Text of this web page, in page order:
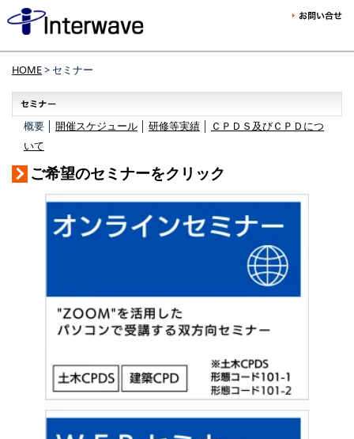
HOME> セミナー
概要 │ 開催スケジュール 研修等実績
ＣＰＤＳ及びＣＰＤにつ
いて
ご希望のセミナーをクリック